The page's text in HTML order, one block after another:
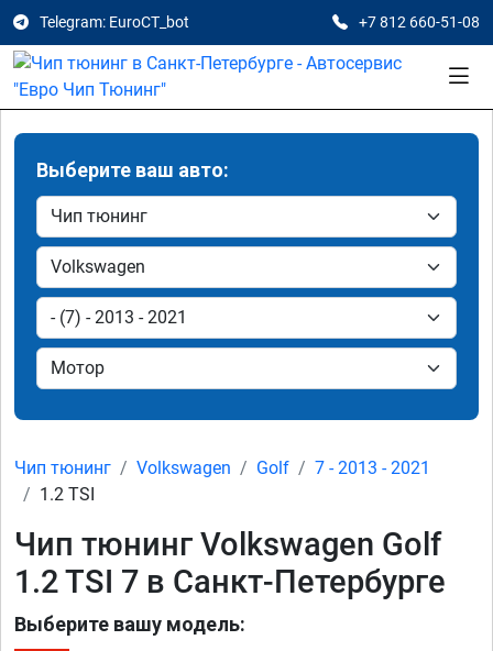
Telegram: EuroCT_bot +7 812 660-51-08
Выберите ваш авто:
Чип тюнинг Volkswagen Golf
7 - 2013 - 2021
1.2 TSI
Чип тюнинг Volkswagen Golf
1.2 TSI 7 в Санкт-Петербурге
Выберите вашу модель: